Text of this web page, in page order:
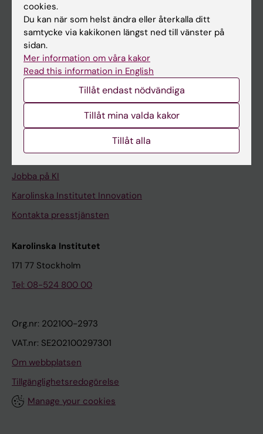
Kurs- och programwebbar
Student på KI
Medarbetare
Medarbetarportalen
Kontakta och besök KI
Stöd forskning och utbildning
Jobba på KI
Karolinska Institutet Innovation
Kontakta presstjänsten
Karolinska Institutet
171 77 Stockholm
Tel: 08-524 800 00
Org.nr: 202100-2973
VAT.nr: SE202100297301
Om webbplatsen
Tillgänglighetsredogörelse
Manage your cookies
cookies.
Du kan när som helst ändra eller återkalla ditt
samtycke via kakikonen längst ned till vänster på
sidan.
Mer information om våra kakor
Read this information in English
Tillåt endast nödvändiga
Tillåt mina valda kakor
Tillåt alla